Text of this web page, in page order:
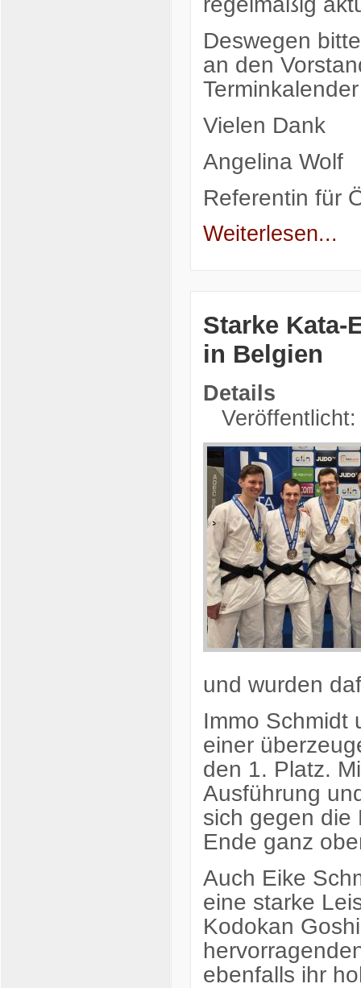
Deswegen
an den
Vielen Dank
Angelina Wolf
Referentin für
Weiterlesen...
Starke Kata-
in Belgien
Details
und wurden
Immo Schmidt
einer
den 1. Platz.
Ausführung
sich gegen die
Ende ganz
Auch Eike
eine starke
Kodokan
ebenfalls ihr